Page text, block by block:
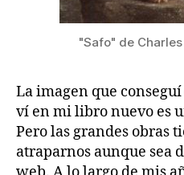
"Safo" de
La imagen que
ví en mi libro nuevo es
Pero las grandes obras
atraparnos aunque sea